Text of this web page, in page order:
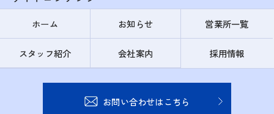
ホーム お知らせ 営業所一覧
スタッフ紹介 会社案内 採用情報
お問い合わせはこちら